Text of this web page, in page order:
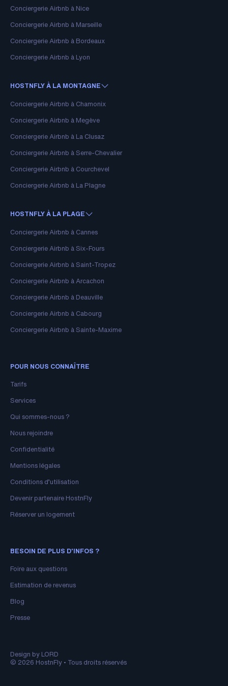
Conciergerie Airbnb à Nice
Conciergerie Airbnb à Marseille
Conciergerie Airbnb à Bordeaux
Conciergerie Airbnb à Lyon
HOSTNFLY À LA MONTAGNE
Conciergerie Airbnb à Chamonix
Conciergerie Airbnb à Megève
Conciergerie Airbnb à La Clusaz
Conciergerie Airbnb à Serre-Chevalier
Conciergerie Airbnb à Courchevel
Conciergerie Airbnb à La Plagne
HOSTNFLY À LA PLAGE
Conciergerie Airbnb à Cannes
Conciergerie Airbnb à Six-Fours
Conciergerie Airbnb à Saint-Tropez
Conciergerie Airbnb à Arcachon
Conciergerie Airbnb à Deauville
Conciergerie Airbnb à Cabourg
Conciergerie Airbnb à Sainte-Maxime
POUR NOUS CONNAÎTRE
Tarifs
Services
Qui sommes-nous ?
Nous rejoindre
Confidentialité
Mentions légales
Conditions d’utilisation
Devenir partenaire HostnFly
Réserver un logement
BESOIN DE PLUS D'INFOS ?
Foire aux questions
Estimation de revenus
Blog
Presse
Design by LORD
© 2026 HostnFly • Tous droits réservés